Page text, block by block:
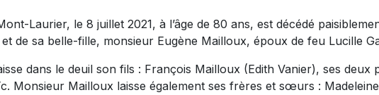
Laurier, le 8 juillet 2021, à l’âge de 80 ans, est décédé
de sa belle-fille, monsieur Eugène Mailloux, époux de feu Lucille
dans le deuil son fils : François Mailloux (Edith Vanier), ses deux
Monsieur Mailloux laisse également ses frères et sœurs :